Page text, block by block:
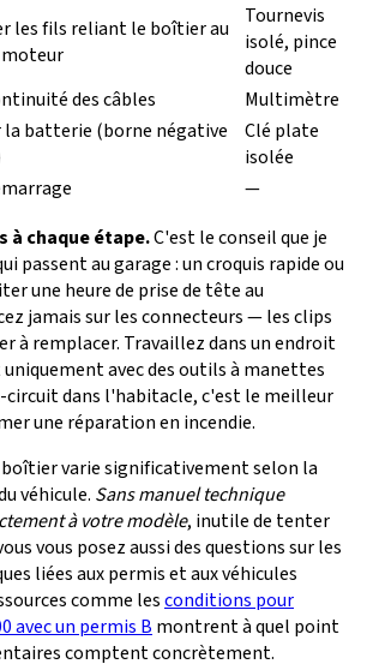
les fils reliant le boîtier au
Tournevis
isolé, pince
douce
des câbles
Multimètre
la batterie (borne négative
Clé plate
isolée
—
à chaque étape.C'est le conseil que je
passent au garage : un croquis rapide ou
une heure de prise de tête au
jamais sur les connecteurs — les clips
à remplacer. Travaillez dans un endroit
avec des outils à manettes
circuit dans l'habitacle, c'est le meilleur
une réparation en incendie.
varie significativement selon la
véhicule. Sans manuel technique
à votre modèle, inutile de tenter
vous posez aussi des questions sur les
liées aux permis et aux véhicules
comme lesconditions pour
avec un permis B montrent à quel point
comptent concrètement.